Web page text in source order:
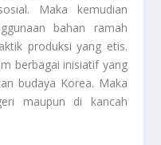
Maka kemudian
bahan ramah
produksi yang etis.
berbagai inisiatif yang
budaya Korea. Maka
maupun di kancah